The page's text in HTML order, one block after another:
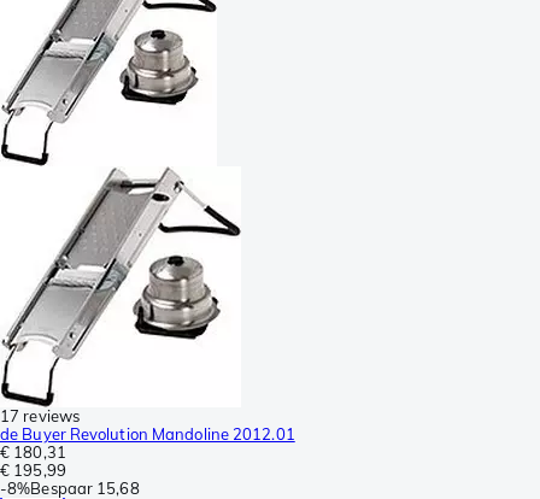
17 reviews
de Buyer Revolution Mandoline 2012.01
€ 180,31
€ 195,99
-8%Bespaar 15,68